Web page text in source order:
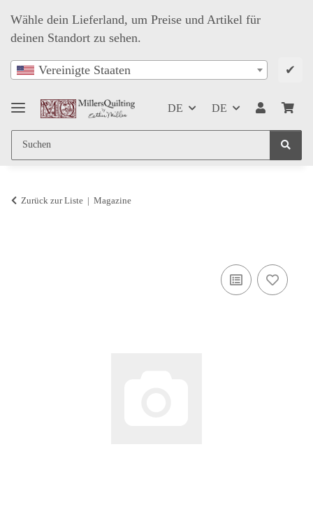
Wähle dein Lieferland, um Preise und Artikel für
deinen Standort zu sehen.
Vereinigte Staaten ✔
DE DE
Zurück zur Liste Magazine